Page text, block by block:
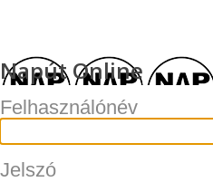
Napút Online
Felhasználónév
Jelszó